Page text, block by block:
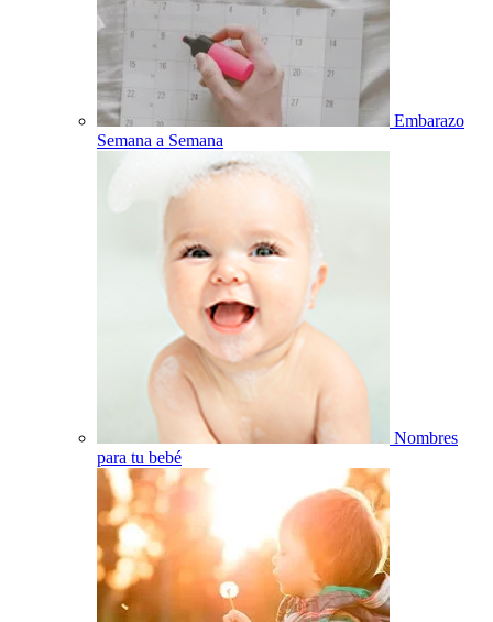
Embarazo
Semana a Semana
Nombres
para tu bebé